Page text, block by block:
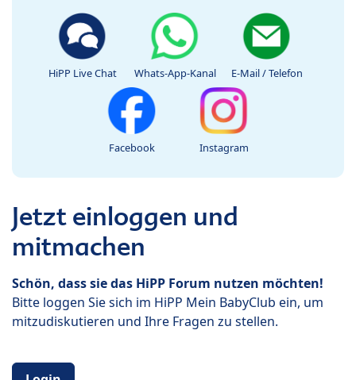
HiPP Live Chat Whats-App-Kanal E-Mail / Telefon
Facebook Instagram
Jetzt einloggen und
mitmachen
Schön, dass sie das HiPP Forum nutzen möchten!
Bitte loggen Sie sich im HiPP Mein BabyClub ein, um
mitzudiskutieren und Ihre Fragen zu stellen.